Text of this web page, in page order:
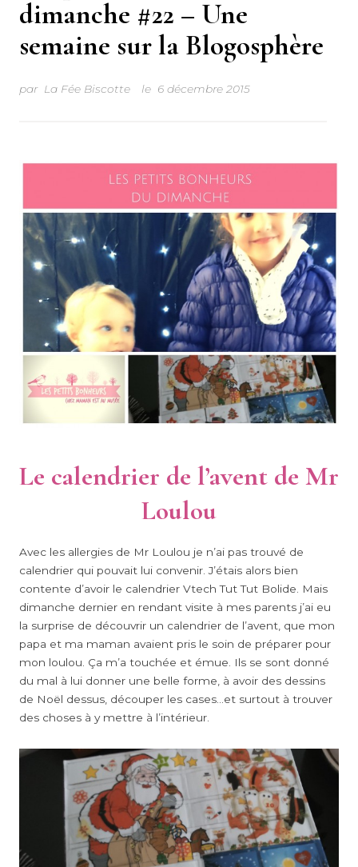
dimanche #22 – Une
semaine sur la Blogosphère
par La Fée Biscotte le 6 décembre 2015
Le calendrier de l’avent de Mr
Loulou
Avec les allergies de Mr Loulou je n’ai pas trouvé de
calendrier qui pouvait lui convenir. J’étais alors bien
contente d’avoir le calendrier Vtech Tut Tut Bolide. Mais
dimanche dernier en rendant visite à mes parents j’ai eu
la surprise de découvrir un calendrier de l’avent, que mon
papa et ma maman avaient pris le soin de préparer pour
mon loulou. Ça m’a touchée et émue. Ils se sont donné
du mal à lui donner une belle forme, à avoir des dessins
de Noël dessus, découper les cases…et surtout à trouver
des choses à y mettre à l’intérieur.